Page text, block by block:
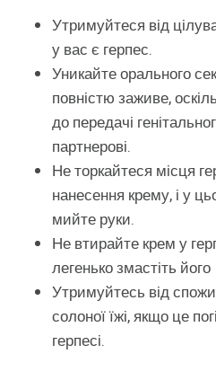
Утримуйтеся від
у вас є герпес.
Уникайте орального
повністю заживе,
до передачі
партнерові.
Не торкайтеся місця
нанесення крему, і у
мийте руки.
Не втирайте крем у
легенько змастіть його
Утримуйтесь від
солоної їжі, якщо це
герпесі.